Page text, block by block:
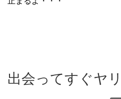
出会ってすぐヤ